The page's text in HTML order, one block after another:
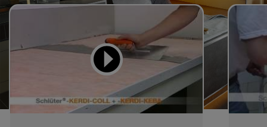
Video didattici
da imitare